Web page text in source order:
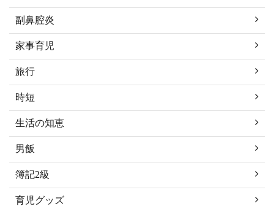
副鼻腔炎
家事育児
旅行
時短
生活の知恵
男飯
簿記2級
育児グッズ